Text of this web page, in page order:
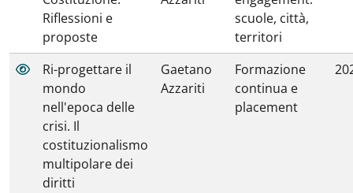
Riflessioni e
proposte
scuole, città,
territori
Ri-progettare il
mondo
nell'epoca delle
crisi. Il
costituzionalismo
multipolare dei
diritti
Gaetano
Azzariti
Formazione
continua e
placement